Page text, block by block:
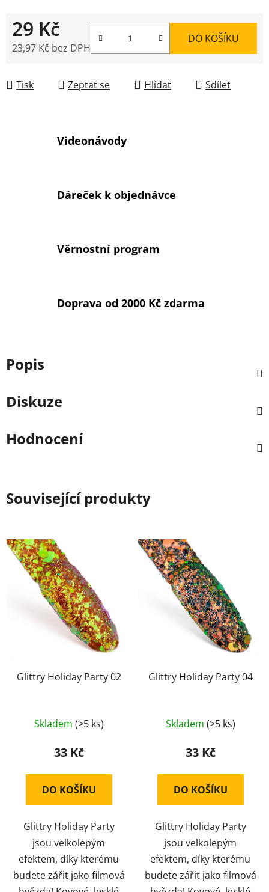
29 Kč
23,97 Kč bez DPH
DO KOŠÍKU
Tisk Zeptat se Hlídat Sdílet
Videonávody
Dáreček k objednávce
Věrnostní program
Doprava od 2000 Kč zdarma
Popis
Diskuze
Hodnocení
Související produkty
Glittry Holiday Party 02
Skladem (>5 ks)
33 Kč
DO KOŠÍKU
Glittry Holiday Party
jsou velkolepým
efektem, díky kterému
budete zářit jako filmová
Glittry Holiday Party 04
Skladem (>5 ks)
33 Kč
DO KOŠÍKU
Glittry Holiday Party
jsou velkolepým
efektem, díky kterému
budete zářit jako filmová